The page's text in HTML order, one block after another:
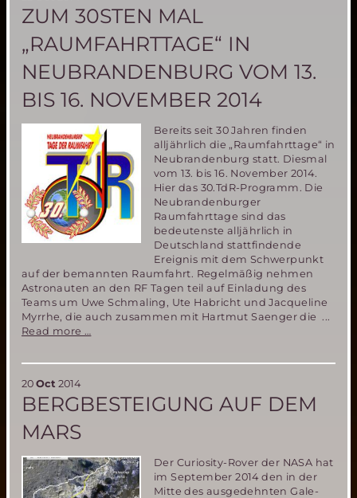
Miriam2-
Ballonerprobung
–
nur
noch
ein
Platz
zu
ZUM 30STEN MAL
„RAUMFAHRTTAGE“ IN
NEUBRANDENBURG VOM 13.
BIS 16. NOVEMBER 2014
Bereits seit 30 Jahren finden
alljährlich die „Raumfahrttage“ in
Neubrandenburg statt. Diesmal
vom 13. bis 16. November 2014.
Hier das 30.TdR-Programm. Die
Neubrandenburger
Raumfahrttage sind das
bedeutenste alljährlich in
Deutschland stattfindende
Ereignis mit dem Schwerpunkt
auf der bemannten Raumfahrt. Regelmäßig nehmen
Astronauten an den RF Tagen teil auf Einladung des
Teams um Uwe Schmaling, Ute Habricht und Jacqueline
Myrrhe, die auch zusammen mit Hartmut Saenger die ...
Read more …
Neubrandenburg
16.
November
2014
20 Oct 2014
BERGBESTEIGUNG AUF DEM
MARS
Der Curiosity-Rover der NASA hat
im September 2014 den in der
Mitte des ausgedehnten Gale-